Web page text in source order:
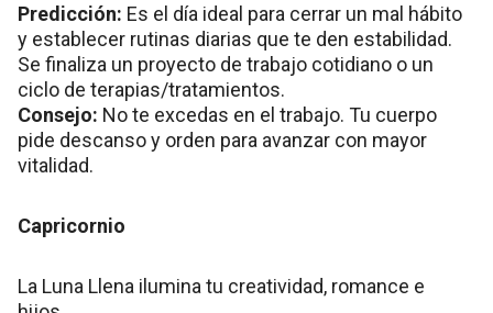
Predicción: Es el día ideal para cerrar un mal hábito
y establecer rutinas diarias que te den estabilidad.
Se finaliza un proyecto de trabajo cotidiano o un
ciclo de terapias/tratamientos.
Consejo: No te excedas en el trabajo. Tu cuerpo
pide descanso y orden para avanzar con mayor
vitalidad.
Capricornio
La Luna Llena ilumina tu creatividad, romance e